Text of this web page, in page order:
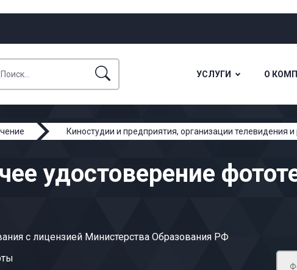
УСЛУГИ О
Киностудии и предприятия, организации телевидения
удостоверение
с лицензией Министерства Образования РФ